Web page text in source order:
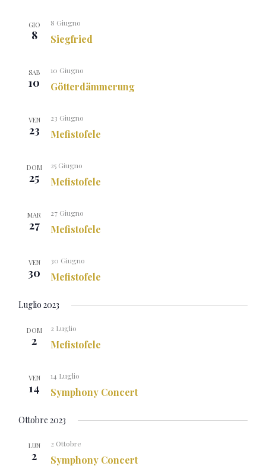
GIO
8 Siegfried
8 Giugno
SAB
10 Götterdämmerung
10 Giugno
VEN
23 Mefistofele
23 Giugno
DOM
25 Mefistofele
25 Giugno
MAR
27 Mefistofele
27 Giugno
VEN
30 Mefistofele
30 Giugno
Luglio 2023
DOM
2 Mefistofele
2 Luglio
VEN
14 Symphony Concert
14 Luglio
Ottobre 2023
LUN
2 Symphony Concert
2 Ottobre